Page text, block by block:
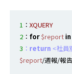
1 ： XQUERY
2 ： for$report in
3 ： return <社員
$report/週報/報